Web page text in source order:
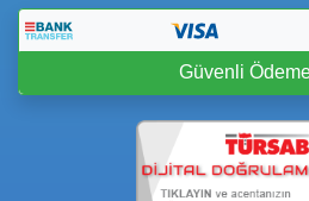
Güvenli